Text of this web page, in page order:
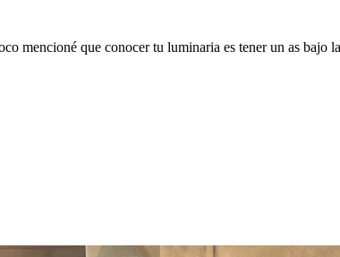
mencioné que conocer tu luminaria es tener un as